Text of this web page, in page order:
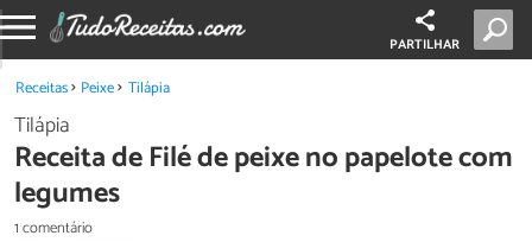
PARTILHAR
Receitas Peixe Tilápia
Tilápia
Receita de Filé de peixe no papelote com
legumes
1 comentário